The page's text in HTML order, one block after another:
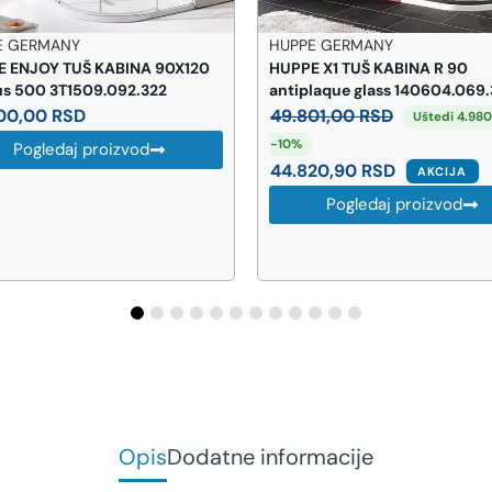
GERMANY
X1 TUŠ KABINA R 90
glass 140604.069.322
RSD
RSD AKCIJA
PINO ART
PINO ART Atria lavabo sa
ormarićem 85cm
39.516,00RSD
OpisDodatne informacije